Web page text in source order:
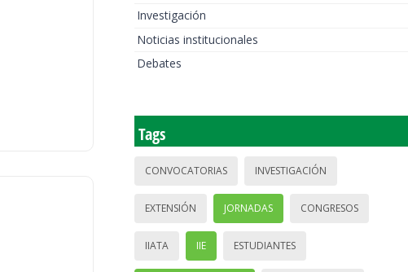
Investigación
Noticias institucionales
Debates
Tags
CONVOCATORIAS INVESTIGACIÓN
EXTENSIÓN JORNADAS CONGRESOS
IIATA IIE ESTUDIANTES